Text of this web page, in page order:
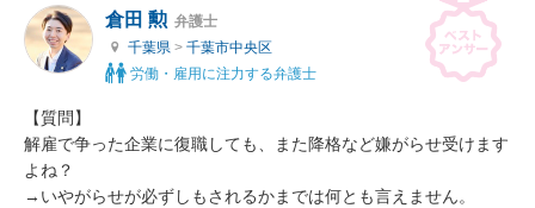
倉田 勲 弁護士
千葉県 > 千葉市中央区
労働・雇用に注力する弁護士
【質問】
解雇で争った企業に復職しても、また降格など嫌がらせ受けます
よね？
→いやがらせが必ずしもされるかまでは何とも言えません。